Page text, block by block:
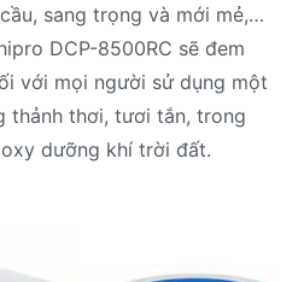
sang trọng và mới mẻ,…
DCP-8500RC sẽ đem
với mọi người sử dụng một
thảnh thơi, tươi tắn, trong
dưỡng khí trời đất.